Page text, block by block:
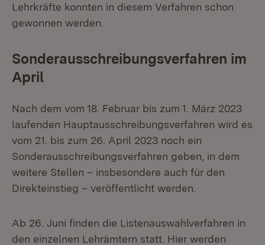
Lehrkräfte konnten in diesem Verfahren schon
gewonnen werden.
Sonderausschreibungsverfahren im
April
Nach dem vom 18. Februar bis zum 1. März 2023
laufenden Hauptausschreibungsverfahren wird es
vom 21. bis zum 26. April 2023 noch ein
Sonderausschreibungsverfahren geben, in dem
weitere Stellen – insbesondere auch für den
Direkteinstieg – veröffentlicht werden.
Ab 26. Juni finden die Listenauswahlverfahren in
den einzelnen Lehrämtern statt. Hier werden